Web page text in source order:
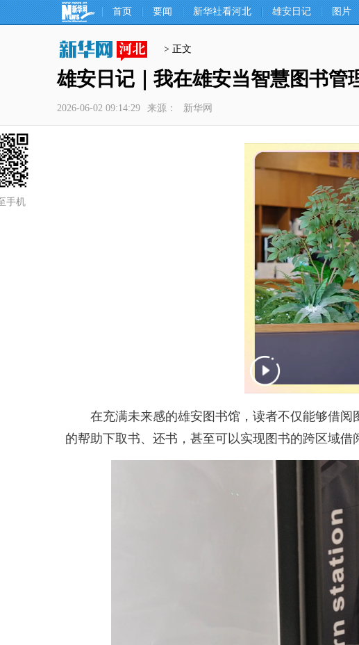
首页 要闻 新华社看河北 雄安日记 图片
> 正文
雄安日记｜我在雄安当智慧图书管
2026-06-02 09:14:29 来源： 新华网
手机
在充满未来感的雄安图书馆，读者不仅能够借阅
的帮助下取书、还书，甚至可以实现图书的跨区域借